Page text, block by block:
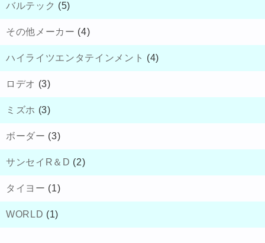
バルテック (5)
その他メーカー (4)
ハイライツエンタテインメント (4)
ロデオ (3)
ミズホ (3)
ボーダー (3)
サンセイR＆D (2)
タイヨー (1)
WORLD (1)